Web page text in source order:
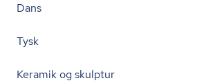
Dans
Tysk
Keramik og skulptur